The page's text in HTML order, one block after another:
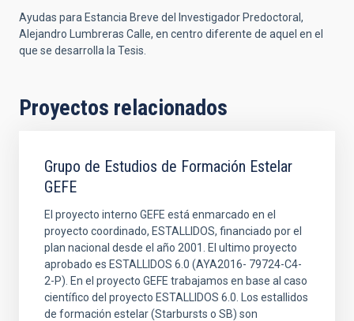
Ayudas para Estancia Breve del Investigador Predoctoral,
Alejandro Lumbreras Calle, en centro diferente de aquel en el
que se desarrolla la Tesis.
Proyectos relacionados
Grupo de Estudios de Formación Estelar
GEFE
El proyecto interno GEFE está enmarcado en el
proyecto coordinado, ESTALLIDOS, financiado por el
plan nacional desde el año 2001. El ultimo proyecto
aprobado es ESTALLIDOS 6.0 (AYA2016- 79724-C4-
2-P). En el proyecto GEFE trabajamos en base al caso
científico del proyecto ESTALLIDOS 6.0. Los estallidos
de formación estelar (Starbursts o SB) son